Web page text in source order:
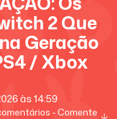
2 Que
Geração
/ Xbox
às14:59
- Comente